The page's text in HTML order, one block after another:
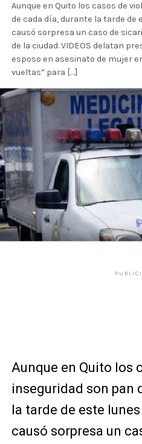
Aunque en Quito los casos de
de cada día, durante la tarde de
causó sorpresa un caso de
de la ciudad. VIDEOS delatan
esposo en asesinato de mujer
vueltas” para […]
Aunque en Quito los
inseguridad son pan
la tarde de este
causó sorpresa un